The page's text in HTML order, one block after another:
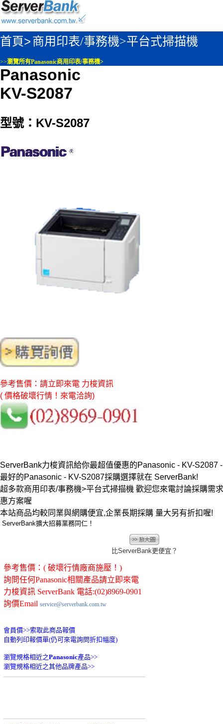
首頁>商用印表/事務機>平台式掃描機
>>瀏覽所有Panasonic商用印表/事務機>
Panasonic
KV-S2087
型號：KV-S2087
參考售價：請立即來電 力梭資訊
( 價格破壞行情！來電洽詢)
ServerBank力梭資訊給你最超值優惠的Panasonic - KV-S2087
最好的Panasonic - KV-S2087採購選擇就在 ServerBank!
超多款商用印表/事務機>平台式掃描機 歡迎您來電討論採購需
惠方案喔
本站商品均較同業與網購便宜,企業長期採購 量大另有折扣喔!
ServerBank擴大招募業務同仁！
比ServerBank更便宜？
參考售價：( 破壞行情廠商施壓！)
詢問任何Panasonic相關產品請立即來電
力梭資訊 ServerBank 電話:(02)8969-0901
詢價Email service@serverbank.com.tw
會員價>>索取此商品報價
自動列印報價單(仍可來電詢問折扣幅度)
瀏覽規格相近之Panasonic產品>>
瀏覽規格相近之其他品牌產品>>